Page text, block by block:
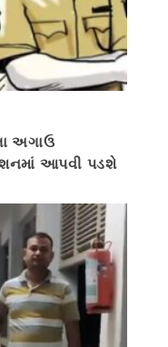
અગાઉ
આપવી પડશે